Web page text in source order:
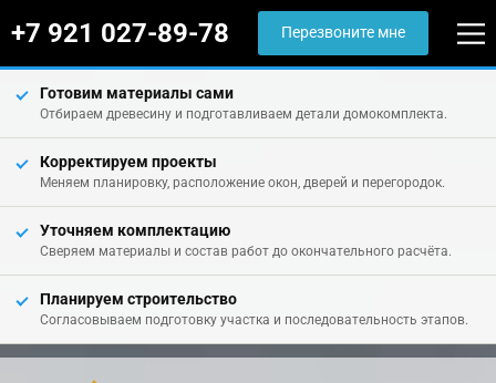
+7 921 027-89-78 Перезвоните мне
Готовим материалы сами
Отбираем древесину и подготавливаем детали домокомплекта.
Корректируем проекты
Меняем планировку, расположение окон, дверей и перегородок.
Уточняем комплектацию
Сверяем материалы и состав работ до окончательного расчёта.
Планируем строительство
Согласовываем подготовку участка и последовательность этапов.